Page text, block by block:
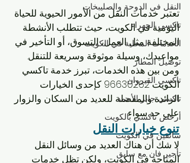
النقل في الدوحة والصليبخات
تاكسي الجهراء
الخدمات المحلية في الكويت
توصيل المطار
تاكسي القيروان
تاكسي جابر الأحمد
أرخص تاكسي بالكويت
سائقين في الكويت
تأجير فان مع سايق
تعتبر خدمات النقل من الأمور الحيوية للحياة
اليومية في الكويت، حيث تتطلب الأنشطة
المختلفة مثل العمل، التسوق، أو التأخير في
مواعيدك، وسيلة موثوقة وسريعة للتنقل.
ومن بين هذه الخدمات، تبرز خدمة تاكسي
الكويت 96630262 كإحدى الخيارات
الرائدة والمفضلة للعديد من السكان والزوار
على حد سواء.
تنوع خيارات النقل
لا شك أن هناك العديد من وسائل النقل
المتاحة في الكويت، ولكن تظل خدمات